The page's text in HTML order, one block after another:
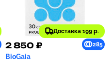
Доставка 199 р.
2 850 ₽ 285
BioGaia